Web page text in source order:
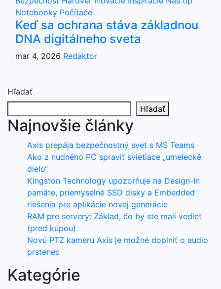
Notebooky Počítače
Keď sa ochrana stáva základnou
DNA digitálneho sveta
mar 4, 2026 Redaktor
Hľadať
Hľadať
Najnovšie články
Axis prepája bezpečnostný svet s MS Teams
Ako z nudného PC spraviť svietiace „umelecké
dielo“
Kingston Technology upozorňuje na Design-In
pamäte, priemyselné SSD disky a Embedded
riešenia pre aplikácie novej generácie
RAM pre servery: Základ, čo by ste mali vedieť
(pred kúpou)
Novú PTZ kameru Axis je možné doplniť o audio
prstenec
Kategórie